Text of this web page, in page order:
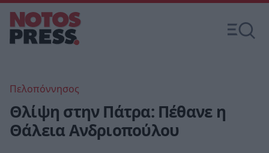
Πελοπόννησος
Θλίψη στην Πάτρα: Πέθανε η
Θάλεια Ανδριοπούλου